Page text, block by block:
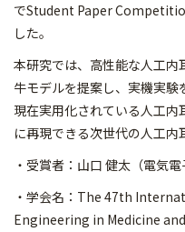
でStudent Paper
した。
本研究では、高性能な人工
牛モデルを提案し、実機実験
現在実用化されている人工
に再現できる次世代の人工内
・受賞者：山口 健太（電気
・学会名：The 47th
Engineering in Medicine